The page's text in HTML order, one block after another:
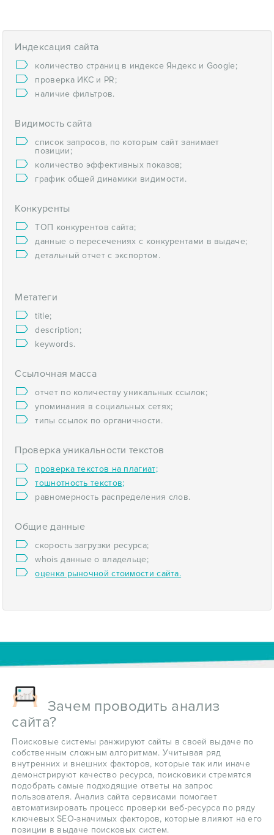
Индексация сайта
количество страниц в индексе Яндекс и Google;
проверка ИКС и PR;
наличие фильтров.
Видимость сайта
список запросов, по которым сайт занимает
позиции;
количество эффективных показов;
график общей динамики видимости.
Конкуренты
ТОП конкурентов сайта;
данные о пересечениях с конкурентами в выдаче;
детальный отчет с экспортом.
Метатеги
title;
description;
keywords.
Ссылочная масса
отчет по количеству уникальных ссылок;
упоминания в социальных сетях;
типы ссылок по органичности.
Проверка уникальности текстов
проверка текстов на плагиат;
тошнотность текстов;
равномерность распределения слов.
Общие данные
скорость загрузки ресурса;
whois данные о владельце;
оценка рыночной стоимости сайта.
Зачем проводить анализ
сайта?
Поисковые системы ранжируют сайты в своей выдаче по
собственным сложным алгоритмам. Учитывая ряд
внутренних и внешних факторов, которые так или иначе
демонстрируют качество ресурса, поисковики стремятся
подобрать самые подходящие ответы на запрос
пользователя. Анализ сайта сервисами помогает
автоматизировать процесс проверки веб-ресурса по ряду
ключевых SEO-значимых факторов, которые влияют на его
позиции в выдаче поисковых систем.